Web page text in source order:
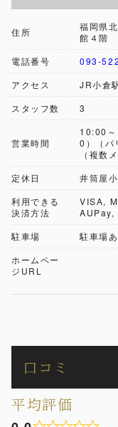
住所
福岡県
館４階
電話番号
093-
アクセス
JR小倉
スタッフ数
3
営業時間
10:00～
0）（パ
（複数
定休日
井筒屋
利用できる
決済方法
VISA,
AUPay,
駐車場
駐車場あ
ホームペー
ジURL
口コミ
平均評価